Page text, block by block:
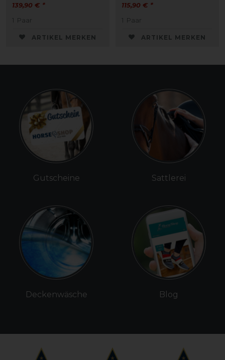
139,90 € *
1 Paar
ARTIKEL MERKEN
115,90 € *
1 Paar
ARTIKEL MERKEN
Gutscheine
Deckenwäsche
Sattlerei
Blog